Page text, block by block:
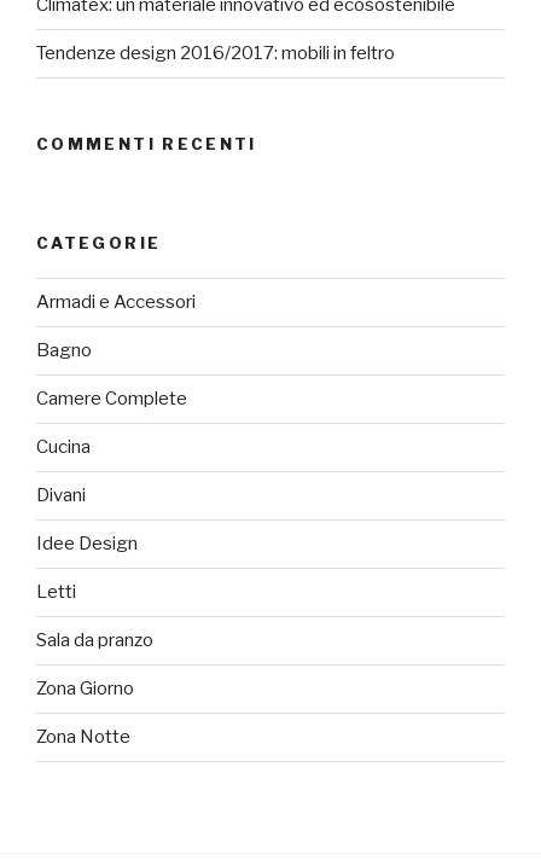
Climatex: un materiale innovativo ed ecosostenibile
Tendenze design 2016/2017: mobili in feltro
COMMENTI RECENTI
CATEGORIE
Armadi e Accessori
Bagno
Camere Complete
Cucina
Divani
Idee Design
Letti
Sala da pranzo
Zona Giorno
Zona Notte